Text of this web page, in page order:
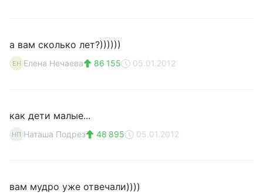
а вам сколько лет?))))))
ЕН Елена Нечаева 86 155 05.01.2012
как дети малые...
НП Наташа Подрез 48 895 05.01.2012
вам мудро уже отвечали))))